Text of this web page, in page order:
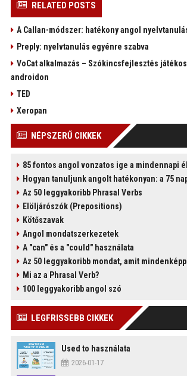
RELATED POSTS
A Callan-módszer: hatékony angol
Preply: nyelvtanulás egyénre szabva
VoCat alkalmazás – Szókincsfejlesztés
androidon
TED
Xeropan
NÉPSZERŰ CIKKEK
85 fontos angol vonzatos ige a mindennapi
Hogyan tanuljunk angolt hatékonyan: a 75
Az 50 leggyakoribb Phrasal Verbs
Elöljárószók (Prepositions)
Kötőszavak
Angol mondatszerkezetek
A "can" és a "could" használata
Az 50 leggyakoribb mondat, amit
Mi az a Phrasal Verb?
100 leggyakoribb angol szó
LEGFRISSEBB CIKKEK
Used to használata
2026-01-17